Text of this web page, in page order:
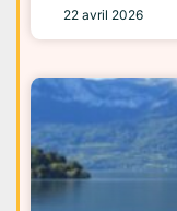
22 avril 2026